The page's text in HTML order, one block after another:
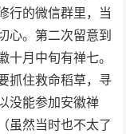
行的微信群里，当
心。第二次留意到
月中旬有禅七。
抓住救命稻草，寻
没能参加安徽禅
虽然当时也不太了